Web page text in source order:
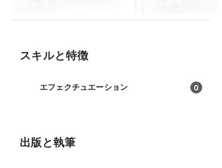
スキルと特徴
エフェクチュエーション 0
出版と執筆